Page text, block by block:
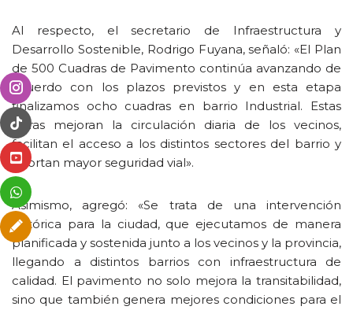
Al respecto, el secretario de Infraestructura y
Desarrollo Sostenible, Rodrigo Fuyana, señaló: «El Plan
de 500 Cuadras de Pavimento continúa avanzando de
acuerdo con los plazos previstos y en esta etapa
finalizamos ocho cuadras en barrio Industrial. Estas
obras mejoran la circulación diaria de los vecinos,
facilitan el acceso a los distintos sectores del barrio y
aportan mayor seguridad vial».
Asimismo, agregó: «Se trata de una intervención
histórica para la ciudad, que ejecutamos de manera
planificada y sostenida junto a los vecinos y la provincia,
llegando a distintos barrios con infraestructura de
calidad. El pavimento no solo mejora la transitabilidad,
sino que también genera mejores condiciones para el